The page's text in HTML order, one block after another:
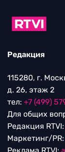
Редакция
115280, г.
д. 26, этаж 2
тел: +7 (499)
Для общих
Редакция RTVI:
Маркетинг/PR: